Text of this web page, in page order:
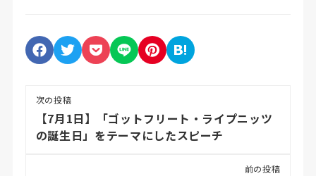
次の投稿
【7月1日】「ゴットフリート・ライプニッツ
の誕生日」をテーマにしたスピーチ
前の投稿